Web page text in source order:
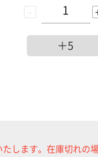
-
＋5
します。在庫切れの